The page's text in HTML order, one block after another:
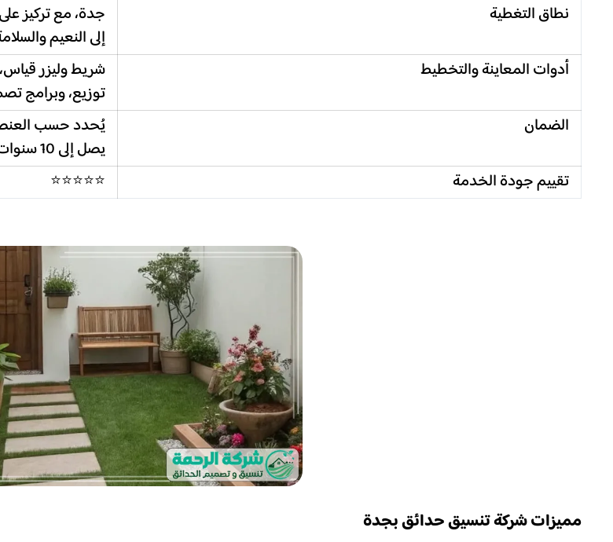
نطاق التغطية
جدة، مع تركيز
إلى النعيم
أدوات المعاينة والتخطيط
شريط وليزر
توزيع، وبرامج
الضمان
يُحدد حسب
يصل إلى 10 سنوات وفق النوع وشروط المورد والتركيب
تقييم جودة الخدمة
⭐⭐⭐⭐⭐
مميزات شركة تنسيق حدائق بجدة